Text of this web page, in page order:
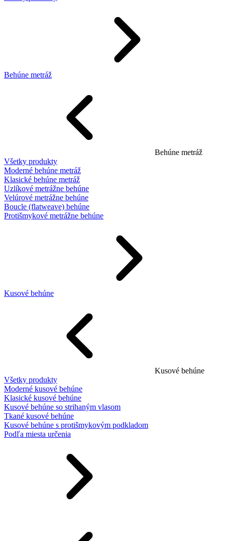
Behúne metráž
Behúne metráž
Všetky produkty
Moderné behúne metráž
Klasické behúne metráž
Uzlíkové metrážne behúne
Velúrové metrážne behúne
Boucle (flatweave) behúne
Protišmykové metrážne behúne
Kusové behúne
Kusové behúne
Všetky produkty
Moderné kusové behúne
Klasické kusové behúne
Kusové behúne so strihaným vlasom
Tkané kusové behúne
Kusové behúne s protišmykovým podkladom
Podľa miesta určenia